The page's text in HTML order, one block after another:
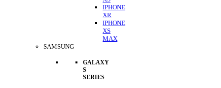
IPHONE
XR
IPHONE
XS
MAX
SAMSUNG
GALAXY
S
SERIES